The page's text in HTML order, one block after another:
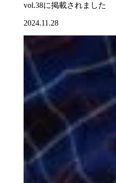
vol.38に掲載されました
2024.11.28